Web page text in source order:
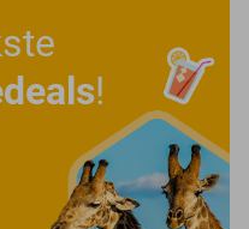
!